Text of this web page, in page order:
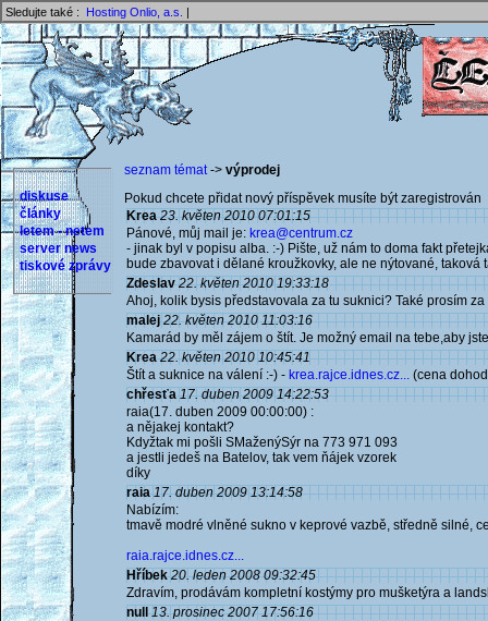
Sledujte také : Hosting Onlio, a.s. |
diskuse
články
letem - netem
server news
tiskové zprávy
seznam témat-> výprodej
Pokud chcete přidat nový příspěvek musíte být
Krea 23. květen 2010 07:01:15
Pánové, můj mail je: krea@centrum.cz
- jinak byl v popisu alba. :-) Pište, už nám to doma fakt
bude zbavovat i dělané kroužkovky, ale ne nýtované, taková
Zdeslav 22. květen 2010 19:33:18
Ahoj, kolik bysis představovala za tu suknici? Také prosím za
malej 22. květen 2010 11:03:16
Kamarád by měl zájem o štít. Je možný email na tebe,aby
Krea 22. květen 2010 10:45:41
Štít a suknice na válení :-) - krea.rajce.idnes.cz... (cena
chřesťa 17. duben 2009 14:22:53
raia(17. duben 2009 00:00:00) :
a nějakej kontakt?
Kdyžtak mi pošli SMaženýSýr na 773 971 093
a jestli jedeš na Batelov, tak vem ňájek vzorek
díky
raia 17. duben 2009 13:14:58
Nabízím:
tmavě modré vlněné sukno v keprové vazbě, středně silné,
raia.rajce.idnes.cz...
Hříbek 20. leden 2008 09:32:45
Zdravím, prodávám kompletní kostýmy pro mušketýra a
null 13. prosinec 2007 17:56:16